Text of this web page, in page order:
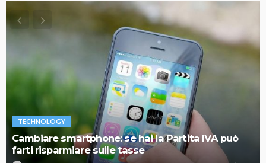
TECHNOLOGY
Cambiare smartphone: se hai la Partita IVA può
farti risparmiare sulle tasse